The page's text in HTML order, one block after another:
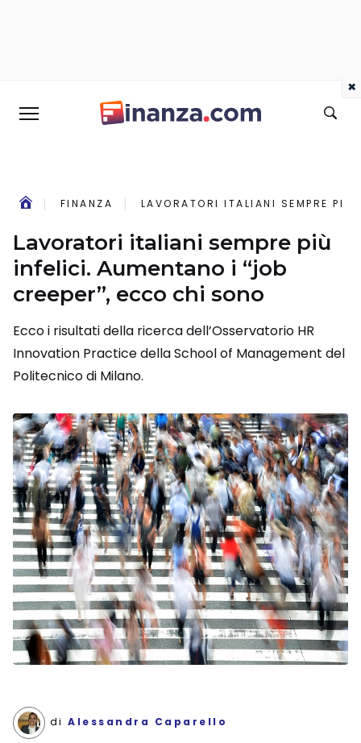
FINANZA LAVORATORI ITALIANI SEMPRE
Lavoratori italiani sempre più
infelici. Aumentano i “job
creeper”, ecco chi sono
Ecco i risultati della ricerca dell’Osservatorio HR
Innovation Practice della School of Management del
Politecnico di Milano.
di Alessandra Caparello
×